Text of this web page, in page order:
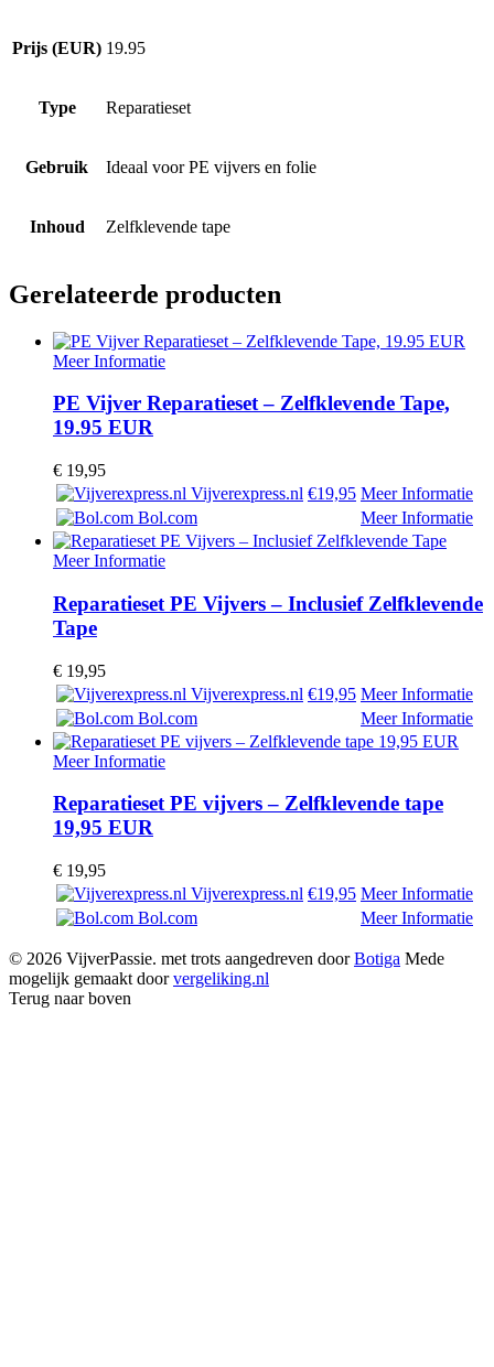
Prijs (EUR) 19.95
Type Reparatieset
Gebruik Ideaal voor PE vijvers en folie
Inhoud Zelfklevende tape
Gerelateerde producten
Meer Informatie
PE Vijver Reparatieset – Zelfklevende Tape,
19.95 EUR
€ 19,95
Vijverexpress.nl €19,95 Meer Informatie
Bol.com
Meer Informatie
Meer Informatie
Reparatieset PE Vijvers – Inclusief Zelfklevende
Tape
€ 19,95
Vijverexpress.nl €19,95 Meer Informatie
Bol.com
Meer Informatie
Meer Informatie
Reparatieset PE vijvers – Zelfklevende tape
19,95 EUR
€ 19,95
Vijverexpress.nl €19,95 Meer Informatie
Bol.com
Meer Informatie
© 2026 VijverPassie. met trots aangedreven doorBotiga Mede
mogelijk gemaakt doorvergeliking.nl
Terug naar boven